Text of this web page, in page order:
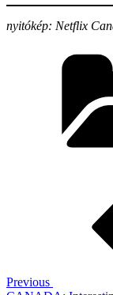
nyitókép: Netflix
Previous